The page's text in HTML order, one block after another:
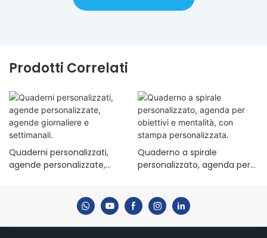
Prodotti Correlati
Quaderni personalizzati,
agende personalizzate,
Quaderno a spirale
personalizzato, agenda per